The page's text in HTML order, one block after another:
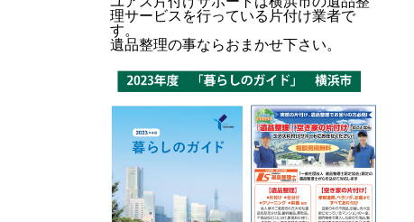
理サービスを行っている片付け業者で
す。
遺品整理の事ならおまかせ下さい。